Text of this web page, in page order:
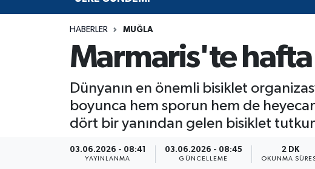
HABERLER MUĞLA
Marmaris'te
Dünyanın en önemli bisiklet
boyunca hem sporun hem de
dört bir yanından gelen bisiklet
03.06.2026 - 08:41
YAYINLANMA
03.06.2026 - 08:45
GÜNCELLEME
2 DK
OKUNMA
Bilim Teknoloji
Advertising news
Merkez Trafik Yoğunluk Haritası
Tüm Manşetler
Son Dakika Haberleri
Haber Arşivi